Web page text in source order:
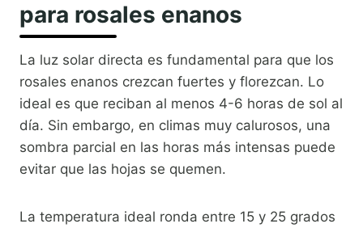
para rosales enanos
La luz solar directa es fundamental para que los
rosales enanos crezcan fuertes y florezcan. Lo
ideal es que reciban al menos 4-6 horas de sol al
día. Sin embargo, en climas muy calurosos, una
sombra parcial en las horas más intensas puede
evitar que las hojas se quemen.
La temperatura ideal ronda entre 15 y 25 grados